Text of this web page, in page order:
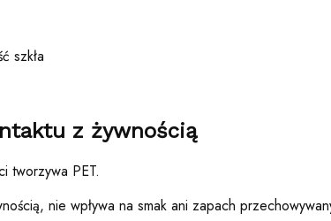
szkła
z żywnością
tworzywa PET.
nie wpływa na smak ani zapach